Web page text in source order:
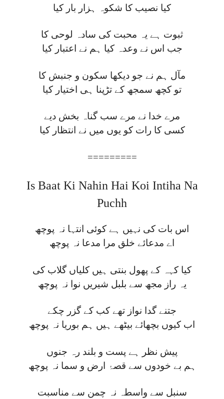
کیا نصیب کا شکوہ ہزار بار کیا
ثبوت ہے یہ محبت کی سادہ لوحی کا
جب اس نے وعدہ کیا ہم نے اعتبار کیا
مآل ہم نے جو دیکھا سکون و جنبش کا
تو کچھ سمجھ کے تڑپنا ہی اختیار کیا
مرے خدا نے مرے سب گناہ بخش دیے
کسی کا رات کو یوں میں نے انتظار کیا
=========
Is Baat Ki Nahin Hai Koi Intiha Na
Puchh
اس بات کی نہیں ہے کوئی انتہا نہ پوچھ
اے مدعائے خلق مرا مدعا نہ پوچھ
کیا کہہ کے پھول بنتی ہیں کلیاں گلاب کی
یہ راز مجھ سے بلبل شیریں نوا نہ پوچھ
جتنے گدا نواز تھے کب کے گزر چکے
اب کیوں بچھائے بیٹھے ہیں ہم بوریا نہ پوچھ
پیش نظر ہے پست و بلند رہ جنوں
ہم بے خودوں سے قصۂ ارض و سما نہ پوچھ
سنبل سے واسطہ نہ چمن سے مناسبت